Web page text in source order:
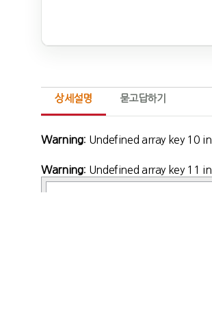
상세설명 묻고답하기
Warning: Undefined array key 10 in
Warning: Undefined array key 11 in